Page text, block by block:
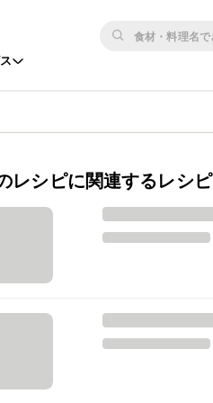
レシピに関連するレシピ